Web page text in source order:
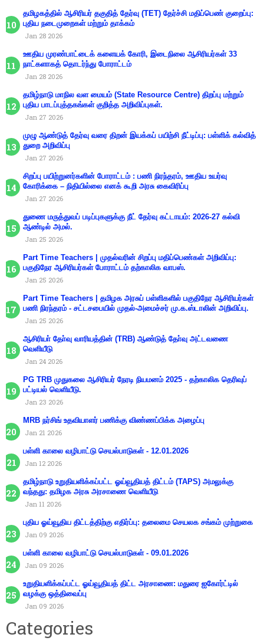
தமிழகத்தில் ஆசிரியர் தகுதித் தேர்வு (TET) தேர்ச்சி மதிப்பெண் குறைப்பு:
புதிய நடைமுறைகள் மற்றும் தாக்கம்
Jan 28 2026
ஊதிய முரண்பாட்டைக் களையக் கோரி, இடைநிலை ஆசிரியர்கள் 33
நாட்களாகத் தொடர்ந்து போராட்டம்
Jan 28 2026
தமிழ்நாடு மாநில வள மையம் (State Resource Centre) திறப்பு மற்றும்
புதிய பாடப்புத்தகங்கள் குறித்த அறிவிப்புகள்.
Jan 27 2026
முழு ஆண்டுத் தேர்வு வரை திறன் இயக்கப் பயிற்சி நீட்டிப்பு: பள்ளிக் கல்வித்
துறை அறிவிப்பு
Jan 27 2026
சிறப்பு பயிற்றுனர்களின் போராட்டம் : பணி நிரந்தரம், ஊதிய உயர்வு
கோரிக்கை – நிதியில்லை எனக் கூறி அரசு கைவிரிப்பு
Jan 27 2026
துணை மருத்துவப் படிப்புகளுக்கு நீட் தேர்வு கட்டாயம்: 2026-27 கல்வி
ஆண்டில் அமல்.
Jan 25 2026
Part Time Teachers | முதல்வரின் சிறப்பு மதிப்பெண்கள் அறிவிப்பு:
பகுதிநேர ஆசிரியர்கள் போராட்டம் தற்காலிக வாபஸ்.
Jan 25 2026
Part Time Teachers | தமிழக அரசுப் பள்ளிகளில் பகுதிநேர ஆசிரியர்கள்
பணி நிரந்தரம் - சட்டசபையில் முதல்-அமைச்சர் மு.க.ஸ்டாலின் அறிவிப்பு.
Jan 25 2026
ஆசிரியா் தோ்வு வாரியத்தின் (TRB) ஆண்டுத் தோ்வு அட்டவணை
வெளியீடு
Jan 24 2026
PG TRB முதுகலை ஆசிரியர் நேரடி நியமனம் 2025 - தற்காலிக தெரிவுப்
பட்டியல் வெளியீடு.
Jan 23 2026
MRB நர்சிங் உதவியாளர் பணிக்கு விண்ணப்பிக்க அழைப்பு
Jan 21 2026
பள்ளி காலை வழிபாட்டு செயல்பாடுகள் - 12.01.2026
Jan 12 2026
தமிழ்நாடு உறுதியளிக்கப்பட்ட ஓய்வூதியத் திட்டம் (TAPS) அமலுக்கு
வந்தது: தமிழக அரசு அரசாணை வெளியீடு
Jan 11 2026
புதிய ஓய்வூதிய திட்டத்திற்கு எதிர்ப்பு: தலைமை செயலக சங்கம் முற்றுகை
Jan 09 2026
பள்ளி காலை வழிபாட்டு செயல்பாடுகள் - 09.01.2026
Jan 09 2026
உறுதியளிக்கப்பட்ட ஓய்வூதியத் திட்ட அரசாணை: மதுரை ஐகோர்ட்டில்
வழக்கு ஒத்திவைப்பு
Jan 09 2026
Categories